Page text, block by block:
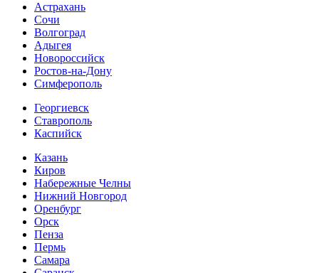
Астрахань
Сочи
Волгоград
Адыгея
Новороссийск
Ростов-на-Дону
Симферополь
Георгиевск
Ставрополь
Каспийск
Казань
Киров
Набережные Челны
Нижний Новгород
Оренбург
Орск
Пенза
Пермь
Самара